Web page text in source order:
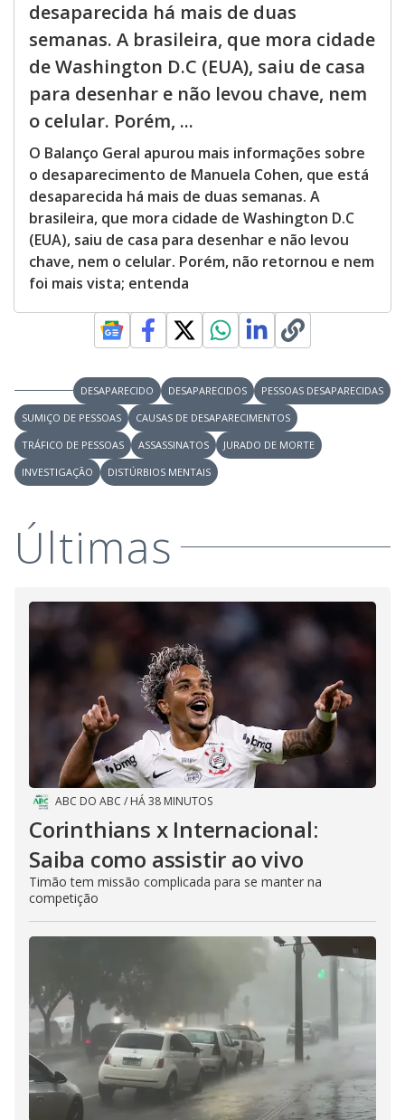
desaparecida há mais de duas
semanas. A brasileira, que mora cidade
de Washington D.C (EUA), saiu de casa
para desenhar e não levou chave, nem
o celular. Porém, ...
O Balanço Geral apurou mais informações sobre
o desaparecimento de Manuela Cohen, que está
desaparecida há mais de duas semanas. A
brasileira, que mora cidade de Washington D.C
(EUA), saiu de casa para desenhar e não levou
chave, nem o celular. Porém, não retornou e nem
foi mais vista; entenda
DESAPARECIDO DESAPARECIDOS
PESSOAS DESAPARECIDAS
SUMIÇO DE PESSOAS
CAUSAS DE DESAPARECIMENTOS
TRÁFICO DE PESSOAS
ASSASSINATOS
JURADO DE MORTE
INVESTIGAÇÃO
DISTÚRBIOS MENTAIS
Últimas
ABC DO ABC / HÁ 38 MINUTOS
Corinthians x Internacional:
Saiba como assistir ao vivo
Timão tem missão complicada para se manter na
competição